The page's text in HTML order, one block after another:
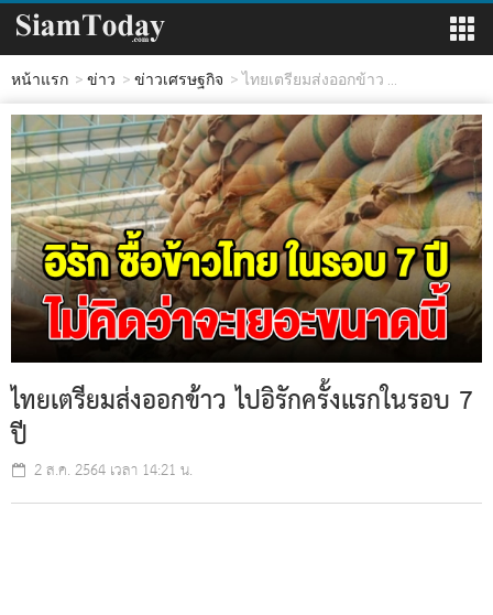
หน้าแรก ข่าว ข่าวเศรษฐกิจ ไทยเตรียมส่งออกข้าว ...
ไทยเตรียมส่งออกข้าว ไปอิรักครั้งแรกในรอบ 7
ปี
2 ส.ค. 2564 เวลา 14:21 น.